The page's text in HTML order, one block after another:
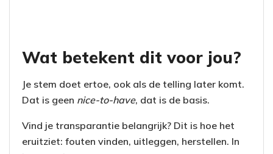
Wat betekent dit voor jou?
Je stem doet ertoe, ook als de telling later komt.
Dat is geen nice-to-have, dat is de basis.
Vind je transparantie belangrijk? Dit is hoe het
eruitziet: fouten vinden, uitleggen, herstellen. In